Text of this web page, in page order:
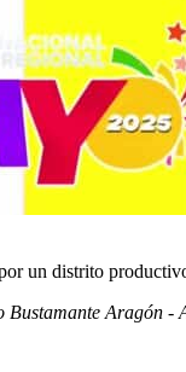
un distrito
Bustamante Aragón -